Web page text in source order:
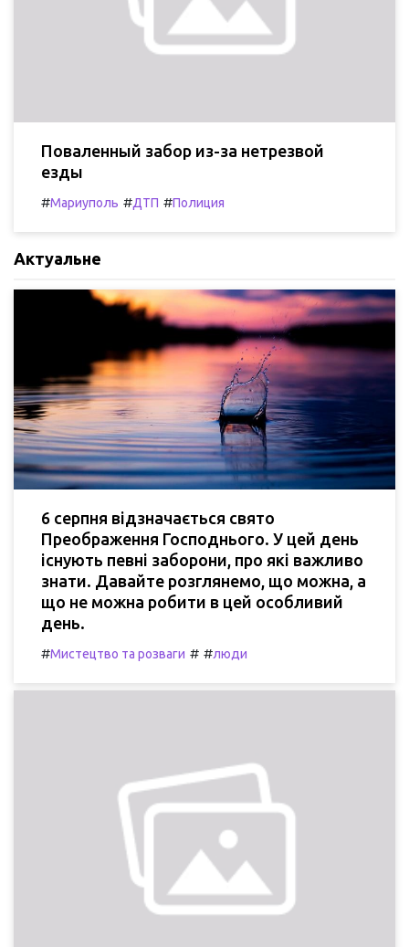
Поваленный забор из-за нетрезвой
езды
#Мариуполь #ДТП #Полиция
Актуальне
6 серпня відзначається свято
Преображення Господнього. У цей день
існують певні заборони, про які важливо
знати. Давайте розглянемо, що можна, а
що не можна робити в цей особливий
день.
#Мистецтво та розваги # #люди